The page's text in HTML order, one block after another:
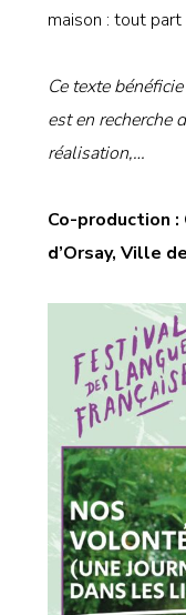
maison : tout part
Ce texte
est en recherche
réalisation,…
Co-production :
d’Orsay, Ville